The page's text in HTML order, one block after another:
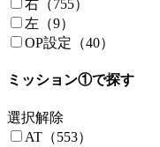
右（755）
左（9）
OP設定（40）
ミッション①で探す
選択解除
AT（553）